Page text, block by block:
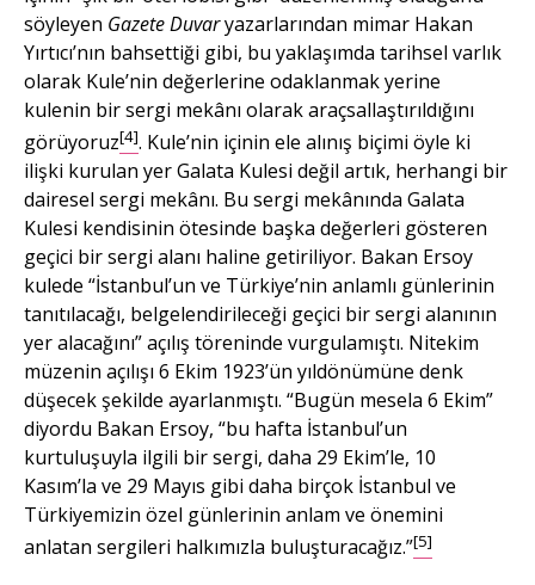
söyleyen Gazete Duvaryazarlarından mimar Hakan
Yırtıcı’nın bahsettiği gibi, bu yaklaşımda tarihsel varlık
olarak Kule’nin değerlerine odaklanmak yerine
kulenin bir sergi mekânı olarak araçsallaştırıldığını
görüyoruz[4]. Kule’nin içinin ele alınış biçimi öyle ki
ilişki kurulan yer Galata Kulesi değil artık, herhangi bir
dairesel sergi mekânı. Bu sergi mekânında Galata
Kulesi kendisinin ötesinde başka değerleri gösteren
geçici bir sergi alanı haline getiriliyor. Bakan Ersoy
kulede “İstanbul’un ve Türkiye’nin anlamlı günlerinin
tanıtılacağı, belgelendirileceği geçici bir sergi alanının
yer alacağını” açılış töreninde vurgulamıştı. Nitekim
müzenin açılışı 6 Ekim 1923’ün yıldönümüne denk
düşecek şekilde ayarlanmıştı. “Bugün mesela 6 Ekim”
diyordu Bakan Ersoy, “bu hafta İstanbul’un
kurtuluşuyla ilgili bir sergi, daha 29 Ekim’le, 10
Kasım’la ve 29 Mayıs gibi daha birçok İstanbul ve
Türkiyemizin özel günlerinin anlam ve önemini
anlatan sergileri halkımızla buluşturacağız.”[5]